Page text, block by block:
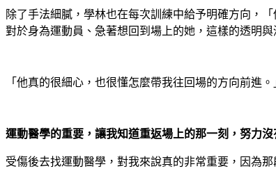
除了手法細膩，學林也在每次訓練中給予明確方向，
對於身為運動員、急著想回到場上的她，這樣的透明
「他真的很細心，也很懂怎麼帶我往回場的方向前進。
運動醫學的重要，讓我知道重返場上的那一刻，努力沒
受傷後去找運動醫學，對我來說真的非常重要，因為